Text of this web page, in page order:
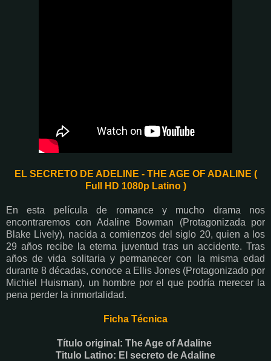
EL SECRETO DE ADELINE - THE AGE OF ADALINE (
Full HD 1080p Latino )
En esta película de romance y mucho drama nos
encontraremos con Adaline Bowman (Protagonizada por
Blake Lively), nacida a comienzos del siglo 20, quien a los
29 años recibe la eterna juventud tras un accidente. Tras
años de vida solitaria y permanecer con la misma edad
durante 8 décadas, conoce a Ellis Jones (Protagonizado por
Michiel Huisman), un hombre por el que podría merecer la
pena perder la inmortalidad.
Ficha Técnica
Título original: The Age of Adaline
Titulo Latino: El secreto de Adaline